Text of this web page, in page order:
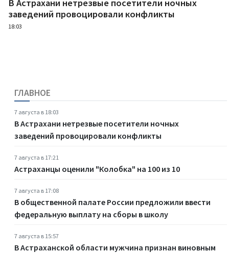
В Астрахани нетрезвые посетители ночных
заведений провоцировали конфликты
18:03
ГЛАВНОЕ
7 августа в 18:03
В Астрахани нетрезвые посетители ночных
заведений провоцировали конфликты
7 августа в 17:21
Астраханцы оценили "Колобка" на 100 из 10
7 августа в 17:08
В общественной палате России предложили ввести
федеральную выплату на сборы в школу
7 августа в 15:57
В Астраханской области мужчина признан виновным